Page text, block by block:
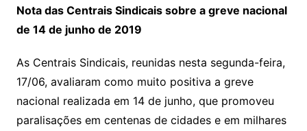
Nota das Centrais Sindicais sobre a greve nacional
de 14 de junho de 2019
As Centrais Sindicais, reunidas nesta segunda-feira,
17/06, avaliaram como muito positiva a greve
nacional realizada em 14 de junho, que promoveu
paralisações em centenas de cidades e em milhares